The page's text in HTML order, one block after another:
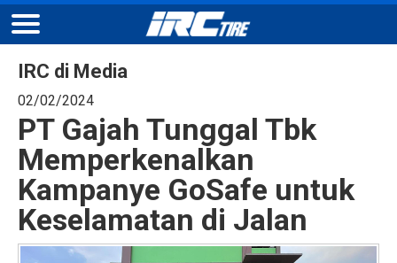
IRC di Media
02/02/2024
PT Gajah Tunggal Tbk
Memperkenalkan
Kampanye GoSafe untuk
Keselamatan di Jalan